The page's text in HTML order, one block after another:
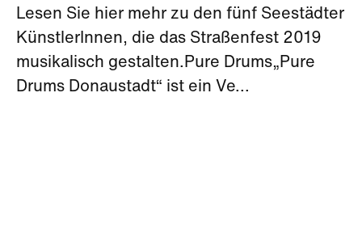
Lesen Sie hier mehr zu den fünf Seestädter
KünstlerInnen, die das Straßenfest 2019
musikalisch gestalten.Pure Drums„Pure
Drums Donaustadt“ ist ein Ve...